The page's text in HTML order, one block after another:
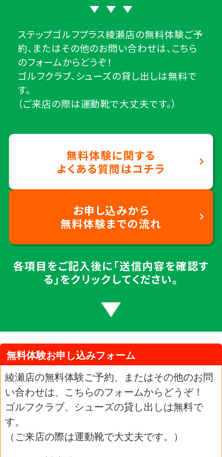
ステップゴルフプラス綾瀬店の無料体験ご予
約、またはその他のお問い合わせは、こちら
のフォームからどうぞ！
ゴルフクラブ、シューズの貸し出しは無料で
す。
（ご来店の際は運動靴で大丈夫です。）
無料体験に関する
よくある質問はコチラ
お申し込みから
無料体験までの流れ
各項目をご記入後に「送信内容を確認す
る」をクリックしてください。